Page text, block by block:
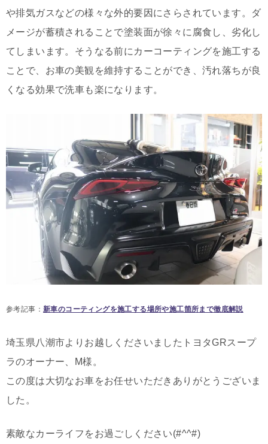
や排気ガスなどの様々な外的要因にさらされています。ダ
メージが蓄積されることで塗装面が徐々に腐食し、劣化し
てしまいます。そうなる前にカーコーティングを施工する
ことで、お車の美観を維持することができ、汚れ落ちが良
くなる効果で洗車も楽になります。
参考記事： 新車のコーティングを施工する場所や施工箇所まで徹底解説
埼玉県八潮市よりお越しくださいましたトヨタGRスープ
ラのオーナー、M様。
この度は大切なお車をお任せいただきありがとうございま
した。
素敵なカーライフをお過ごしください(#^^#)